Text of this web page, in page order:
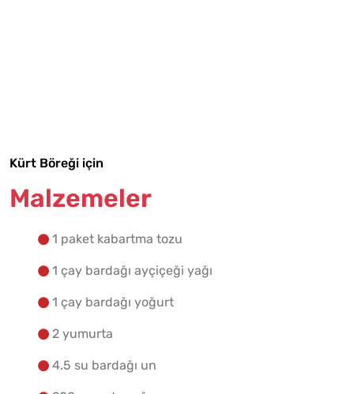
Yapılış Adımlarına Geç
Kürt Böreği için
Malzemeler
1 paket kabartma tozu
1 çay bardağı ayçiçeği yağı
1 çay bardağı yoğurt
2 yumurta
4.5 su bardağı un